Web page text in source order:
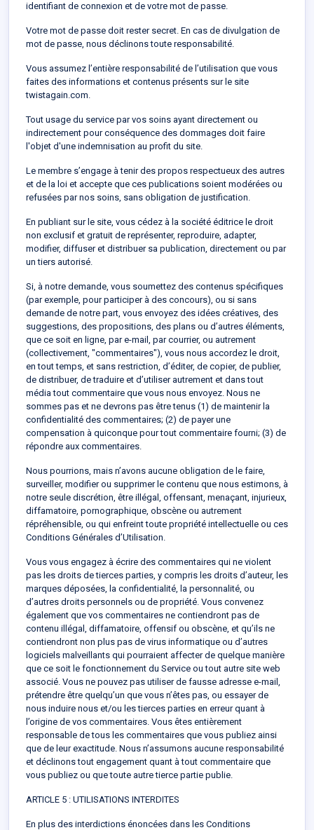
identifiant de connexion et de votre mot de passe.
Votre mot de passe doit rester secret. En cas de divulgation de
mot de passe, nous déclinons toute responsabilité.
Vous assumez l’entière responsabilité de l’utilisation que vous
faites des informations et contenus présents sur le site
twistagain.com.
Tout usage du service par vos soins ayant directement ou
indirectement pour conséquence des dommages doit faire
l'objet d'une indemnisation au profit du site.
Le membre s’engage à tenir des propos respectueux des autres
et de la loi et accepte que ces publications soient modérées ou
refusées par nos soins, sans obligation de justification.
En publiant sur le site, vous cédez à la société éditrice le droit
non exclusif et gratuit de représenter, reproduire, adapter,
modifier, diffuser et distribuer sa publication, directement ou par
un tiers autorisé.
Si, à notre demande, vous soumettez des contenus spécifiques
(par exemple, pour participer à des concours), ou si sans
demande de notre part, vous envoyez des idées créatives, des
suggestions, des propositions, des plans ou d’autres éléments,
que ce soit en ligne, par e-mail, par courrier, ou autrement
(collectivement, "commentaires"), vous nous accordez le droit,
en tout temps, et sans restriction, d’éditer, de copier, de publier,
de distribuer, de traduire et d’utiliser autrement et dans tout
média tout commentaire que vous nous envoyez. Nous ne
sommes pas et ne devrons pas être tenus (1) de maintenir la
confidentialité des commentaires; (2) de payer une
compensation à quiconque pour tout commentaire fourni; (3) de
répondre aux commentaires.
Nous pourrions, mais n’avons aucune obligation de le faire,
surveiller, modifier ou supprimer le contenu que nous estimons, à
notre seule discrétion, être illégal, offensant, menaçant, injurieux,
diffamatoire, pornographique, obscène ou autrement
répréhensible, ou qui enfreint toute propriété intellectuelle ou ces
Conditions Générales d’Utilisation.
Vous vous engagez à écrire des commentaires qui ne violent
pas les droits de tierces parties, y compris les droits d’auteur, les
marques déposées, la confidentialité, la personnalité, ou
d’autres droits personnels ou de propriété. Vous convenez
également que vos commentaires ne contiendront pas de
contenu illégal, diffamatoire, offensif ou obscène, et qu’ils ne
contiendront non plus pas de virus informatique ou d’autres
logiciels malveillants qui pourraient affecter de quelque manière
que ce soit le fonctionnement du Service ou tout autre site web
associé. Vous ne pouvez pas utiliser de fausse adresse e-mail,
prétendre être quelqu’un que vous n’êtes pas, ou essayer de
nous induire nous et/ou les tierces parties en erreur quant à
l’origine de vos commentaires. Vous êtes entièrement
responsable de tous les commentaires que vous publiez ainsi
que de leur exactitude. Nous n’assumons aucune responsabilité
et déclinons tout engagement quant à tout commentaire que
vous publiez ou que toute autre tierce partie publie.
ARTICLE 5 : UTILISATIONS INTERDITES
En plus des interdictions énoncées dans les Conditions